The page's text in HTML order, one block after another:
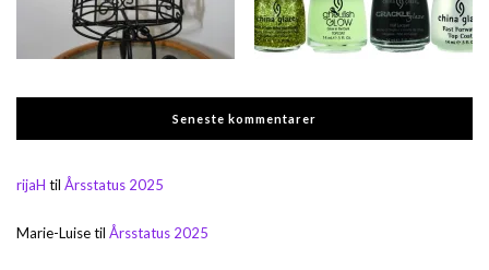
Seneste kommentarer
rijaH til Årsstatus 2025
Marie-Luisetil Årsstatus 2025